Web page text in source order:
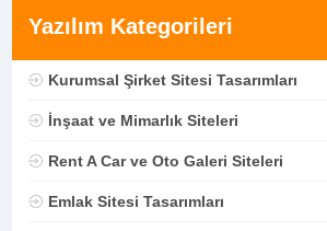
Yazılım Kategorileri
Kurumsal Şirket Sitesi Tasarımları
İnşaat ve Mimarlık Siteleri
Rent A Car ve Oto Galeri Siteleri
Emlak Sitesi Tasarımları